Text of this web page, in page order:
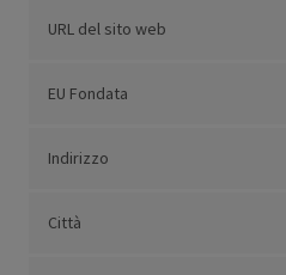
URL del sito web
EU Fondata
Indirizzo
Città